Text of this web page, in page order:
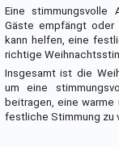
Eine stimmungsvolle
Gäste empfängt oder
kann helfen, eine
richtige
Insgesamt ist die
um eine
beitragen, eine
festliche Stimmung zu